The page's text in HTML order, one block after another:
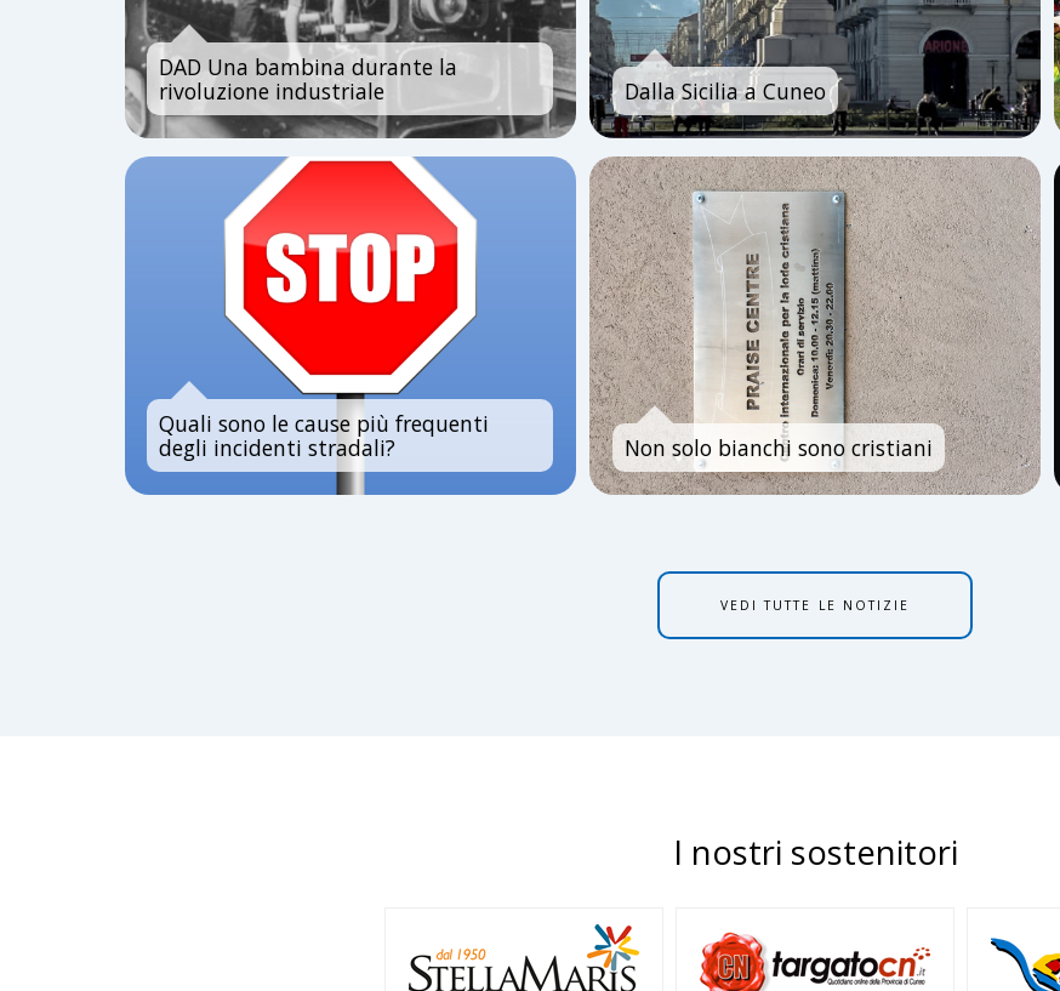
DAD Una bambina durante la
rivoluzione industriale
Dalla Sicilia a Cuneo
Quali sono le cause più frequenti
degli incidenti stradali?
Non solo bianchi sono cristiani
VEDI TUTTE LE NOTIZIE
I nostri sostenitori